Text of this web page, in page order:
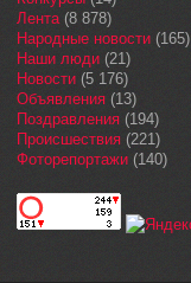
Лента(8 878)
Народные новости (165)
Наши люди (21)
Новости (5 176)
Объявления (13)
Поздравления (194)
Происшествия (221)
Фоторепортажи (140)